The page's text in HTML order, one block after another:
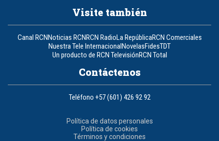
Visite también
Canal RCNNoticias RCNRCN RadioLa RepúblicaRCN Comerciales
Nuestra Tele InternacionalNovelasFidesTDT
Un producto de RCN TelevisiónRCN Total
Contáctenos
Teléfono +57 (601) 426 92 92
Política de datos personales
Política de cookies
Términos y condiciones